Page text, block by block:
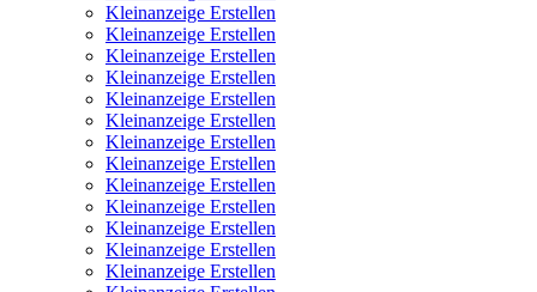
Kleinanzeige Erstellen
Kleinanzeige Erstellen
Kleinanzeige Erstellen
Kleinanzeige Erstellen
Kleinanzeige Erstellen
Kleinanzeige Erstellen
Kleinanzeige Erstellen
Kleinanzeige Erstellen
Kleinanzeige Erstellen
Kleinanzeige Erstellen
Kleinanzeige Erstellen
Kleinanzeige Erstellen
Kleinanzeige Erstellen